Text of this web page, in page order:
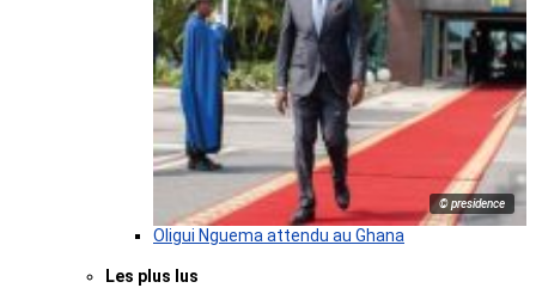
© presidence
Oligui Nguema attendu au Ghana
Les plus lus